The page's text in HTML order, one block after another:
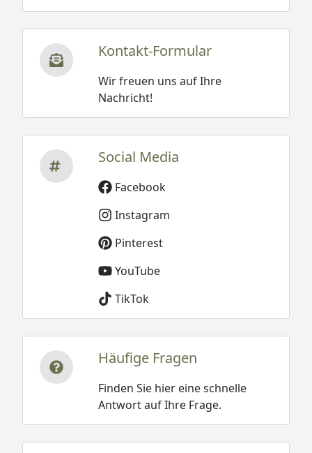
Kontakt-Formular
Wir freuen uns auf Ihre
Nachricht!
Social Media
Facebook
Instagram
Pinterest
YouTube
TikTok
Häufige Fragen
Finden Sie hier eine schnelle
Antwort auf Ihre Frage.